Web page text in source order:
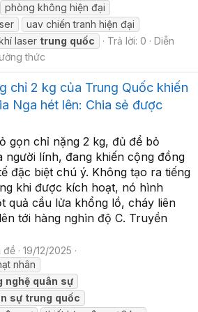
phòng không hiện đại
uav chiến tranh hiện đại
laser trung quốc Trả lời: 0
Diễn
thức
chỉ 2 kg của Trung Quốc khiến
Nga hét lên: Chia sẻ được
gọn chỉ nặng 2 kg, đủ để bỏ
người lính, đang khiến cộng đồng
đặc biệt chú ý. Không tạo ra tiếng
khi được kích hoạt, nó hình
quả cầu lửa khổng lồ, cháy liên
tới hàng nghìn độ C. Truyền
đề
19/12/2025
nhân
nghệ quân sự
sự trung quốc